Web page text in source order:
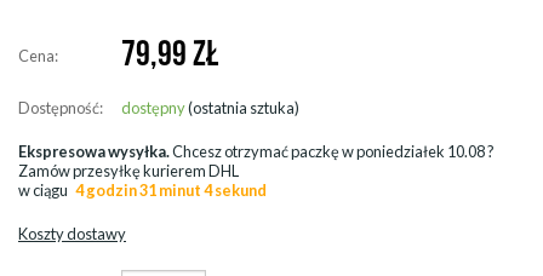
Cena: 79,99 ZŁ
Dostępność: dostępny(ostatnia sztuka)
Ekspresowa wysyłka.Chcesz otrzymać paczkę wponiedziałek 10.08?
Zamów przesyłkę kurierem DHL
w ciągu 4 godzin 31 minut 4 sekund
Koszty dostawy